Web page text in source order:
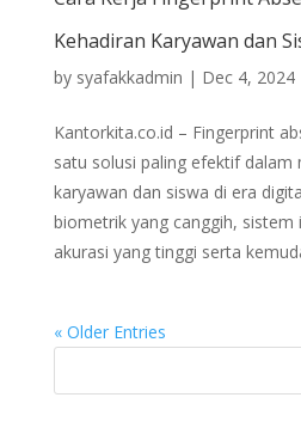
Kehadiran Karyawan dan
by syafakkadmin | Dec 4, 2024
Kantorkita.co.id – Fingerprint
satu solusi paling efektif dalam
karyawan dan siswa di era
biometrik yang canggih,
akurasi yang tinggi serta
« Older Entries